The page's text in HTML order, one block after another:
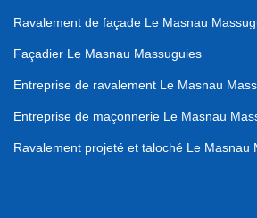
Ravalement de façade Le Masnau
Façadier Le Masnau Massuguies
Entreprise de ravalement Le Masnau
Entreprise de maçonnerie Le Masnau
Ravalement projeté et taloché Le Masnau